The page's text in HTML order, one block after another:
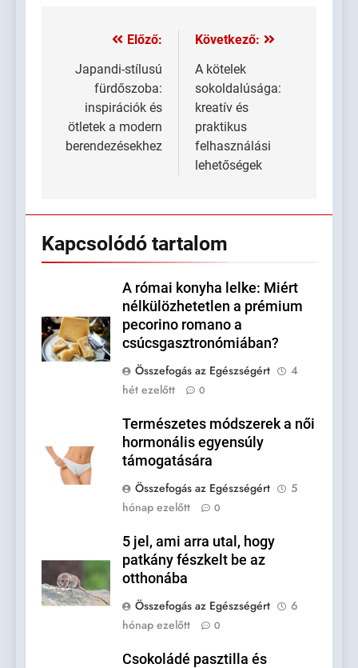
Bejegyzés
navigáció
Előző:
Japandi-stílusú
fürdőszoba:
inspirációk és
ötletek a modern
berendezésekhez
Következő:
A kötelek
sokoldalúsága:
kreatív és
praktikus
felhasználási
lehetőségek
Kapcsolódó tartalom
A római konyha lelke: Miért
nélkülözhetetlen a prémium
pecorino romano a
csúcsgasztronómiában?
Összefogás az Egészségért
4
hét ezelőtt
0
Természetes módszerek a női
hormonális egyensúly
támogatására
Összefogás az Egészségért
5
hónap ezelőtt
0
5 jel, ami arra utal, hogy
patkány fészkelt be az
otthonába
Összefogás az Egészségért
6
hónap ezelőtt
0
Csokoládé pasztilla és